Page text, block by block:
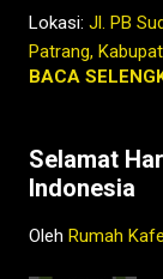
Lokasi: Jl. PB
Patrang,
BACA
Selamat
Indonesia
Oleh Rumah